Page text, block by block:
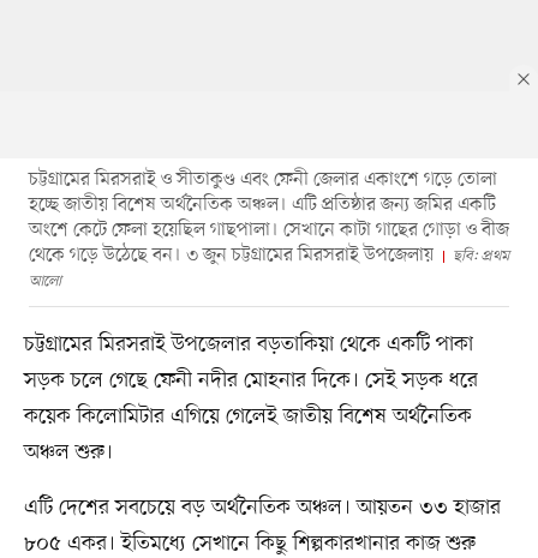
চট্টগ্রামের মিরসরাই ও সীতাকুণ্ড এবং ফেনী জেলার একাংশে গড়ে তোলা
হচ্ছে জাতীয় বিশেষ অর্থনৈতিক অঞ্চল। এটি প্রতিষ্ঠার জন্য জমির একটি
অংশে কেটে ফেলা হয়েছিল গাছপালা। সেখানে কাটা গাছের গোড়া ও বীজ
থেকে গড়ে উঠেছে বন। ৩ জুন চট্টগ্রামের মিরসরাই উপজেলায়
ছবি: প্রথম
আলো
চট্টগ্রামের মিরসরাই উপজেলার বড়তাকিয়া থেকে একটি পাকা
সড়ক চলে গেছে ফেনী নদীর মোহনার দিকে। সেই সড়ক ধরে
কয়েক কিলোমিটার এগিয়ে গেলেই জাতীয় বিশেষ অর্থনৈতিক
অঞ্চল শুরু।
এটি দেশের সবচেয়ে বড় অর্থনৈতিক অঞ্চল। আয়তন ৩৩ হাজার
৮০৫ একর। ইতিমধ্যে সেখানে কিছু শিল্পকারখানার কাজ শুরু